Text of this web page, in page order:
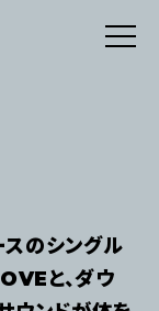
のシングル
と、ダウ